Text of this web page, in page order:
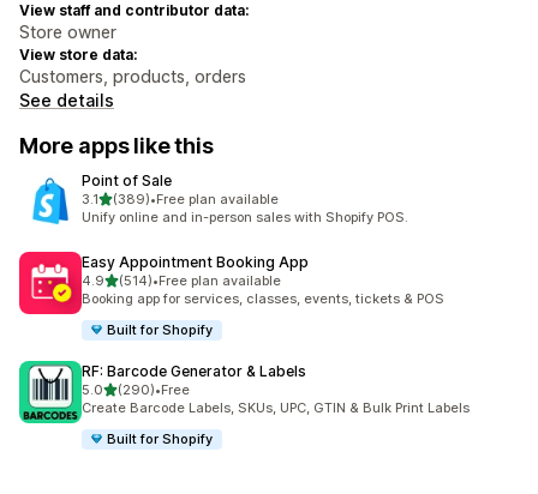
View staff and contributor data:
Store owner
View store data:
Customers, products, orders
See details
More apps like this
Point of Sale
3.1out of 5 stars
(389)
389 total reviews
•Free plan available
Unify online and in-person sales with Shopify POS.
Easy Appointment Booking App
4.9out of 5 stars
(514)
514 total reviews
•Free plan available
Booking app for services, classes, events, tickets & POS
Built for Shopify
RF: Barcode Generator & Labels
5.0out of 5 stars
(290)
290 total reviews
•Free
Create Barcode Labels, SKUs, UPC, GTIN & Bulk Print Labels
Built for Shopify